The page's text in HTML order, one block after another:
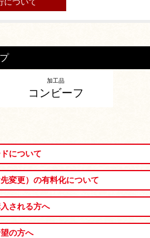
加工品
コンビーフ
について
変更）の有料化について
される方へ
の方へ